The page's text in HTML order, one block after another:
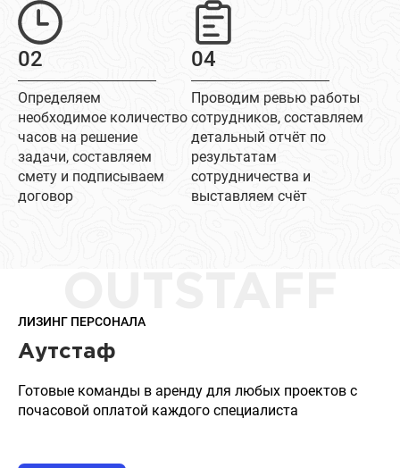
02
Определяем
необходимое количество
часов на решение
задачи, составляем
смету и подписываем
договор
04
Проводим ревью работы
сотрудников, составляем
детальный отчёт по
результатам
сотрудничества и
выставляем счёт
ЛИЗИНГ ПЕРСОНАЛА
Аутстаф
Готовые команды в аренду для любых проектов с
почасовой оплатой каждого специалиста